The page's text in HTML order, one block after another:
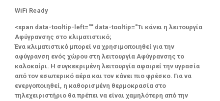
WiFi Ready
<span data-tooltip-left="" data-tooltip="Τι κάνει η λειτουργία
Αφύγρανσης στο κλιματιστικό;
Ένα κλιματιστικό μπορεί να χρησιμοποιηθεί για την
αφύγρανση ενός χώρου στη λειτουργία Αφύγρανσης το
καλοκαίρι. Η συγκεκριμένη λειτουργία αφαιρεί την υγρασία
από τον εσωτερικό αέρα και τον κάνει πιο φρέσκο. Για να
ενεργοποιηθεί, η καθορισμένη θερμοκρασία στο
τηλεχειριστήριο θα πρέπει να είναι χαμηλότερη από την